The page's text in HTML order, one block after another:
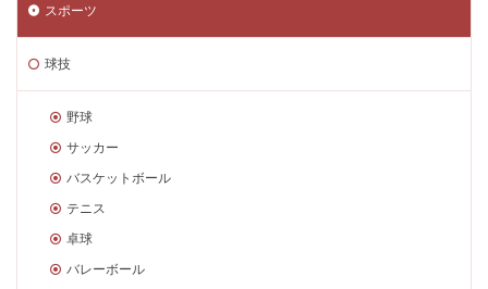
スポーツ
球技
野球
サッカー
バスケットボール
テニス
卓球
バレーボール